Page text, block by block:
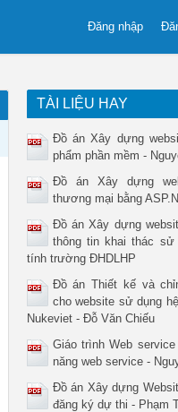
Đăng nhập
TÀI LIỆU HAY
Đồ án Xây dựng
phẩm phần mềm -
Đồ án Xây dựng
thương mại bằng
Đồ án Xây dựng
thông tin khai thác sử
tính trường ĐHDLHP
Đồ án Thiết kế và
cho website sử dụng
Nukeviet - Đỗ Văn Chiếu
Giáo trình Web
năng web service -
Đồ án Xây dựng
đăng ký dự thi - Phạm